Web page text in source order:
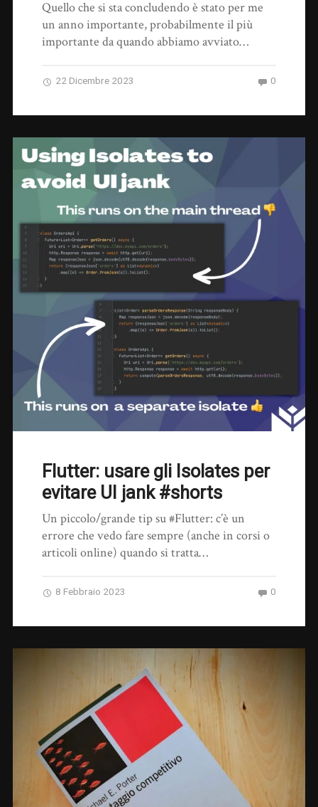
Quello che si sta concludendo è stato per me
un anno importante, probabilmente il più
importante da quando abbiamo avviato…
22 Dicembre 2023 0
Flutter: usare gli Isolates per
evitare UI jank #shorts
Un piccolo/grande tip su #Flutter: c’è un
errore che vedo fare sempre (anche in corsi o
articoli online) quando si tratta…
8 Febbraio 2023 0